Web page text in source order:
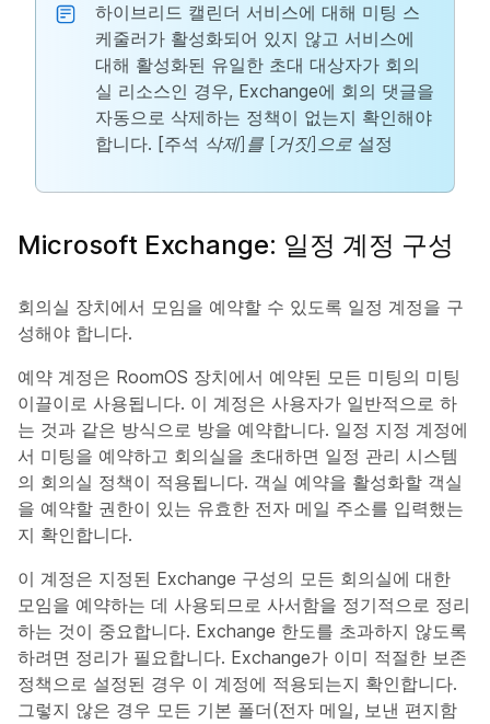
하이브리드 캘린더 서비스에 대해 미팅 스
케줄러가 활성화되어 있지 않고 서비스에
대해 활성화된 유일한 초대 대상자가 회의
실 리소스인 경우, Exchange에 회의 댓글을
자동으로 삭제하는 정책이 없는지 확인해야
합니다. [주석 삭제]를 [거짓]으로 설정
Microsoft Exchange: 일정 계정 구성
회의실 장치에서 모임을 예약할 수 있도록 일정 계정을 구
성해야 합니다.
예약 계정은 RoomOS 장치에서 예약된 모든 미팅의 미팅
이끌이로 사용됩니다. 이 계정은 사용자가 일반적으로 하
는 것과 같은 방식으로 방을 예약합니다. 일정 지정 계정에
서 미팅을 예약하고 회의실을 초대하면 일정 관리 시스템
의 회의실 정책이 적용됩니다. 객실 예약을 활성화할 객실
을 예약할 권한이 있는 유효한 전자 메일 주소를 입력했는
지 확인합니다.
이 계정은 지정된 Exchange 구성의 모든 회의실에 대한
모임을 예약하는 데 사용되므로 사서함을 정기적으로 정리
하는 것이 중요합니다. Exchange 한도를 초과하지 않도록
하려면 정리가 필요합니다. Exchange가 이미 적절한 보존
정책으로 설정된 경우 이 계정에 적용되는지 확인합니다.
그렇지 않은 경우 모든 기본 폴더(전자 메일, 보낸 편지함